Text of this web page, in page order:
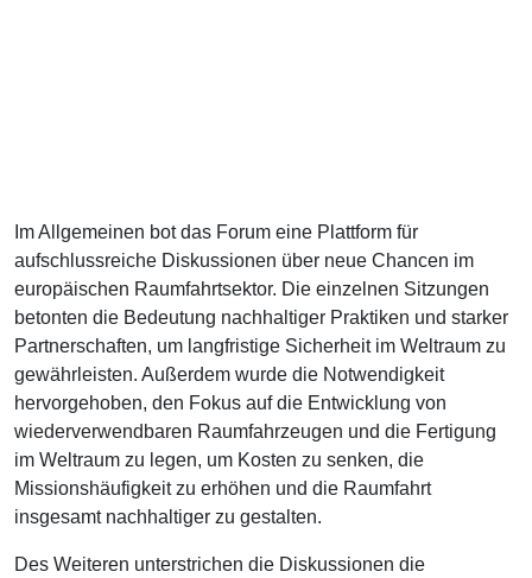
Im Allgemeinen bot das Forum eine Plattform für
aufschlussreiche Diskussionen über neue Chancen im
europäischen Raumfahrtsektor. Die einzelnen Sitzungen
betonten die Bedeutung nachhaltiger Praktiken und starker
Partnerschaften, um langfristige Sicherheit im Weltraum zu
gewährleisten. Außerdem wurde die Notwendigkeit
hervorgehoben, den Fokus auf die Entwicklung von
wiederverwendbaren Raumfahrzeugen und die Fertigung
im Weltraum zu legen, um Kosten zu senken, die
Missionshäufigkeit zu erhöhen und die Raumfahrt
insgesamt nachhaltiger zu gestalten.
Des Weiteren unterstrichen die Diskussionen die